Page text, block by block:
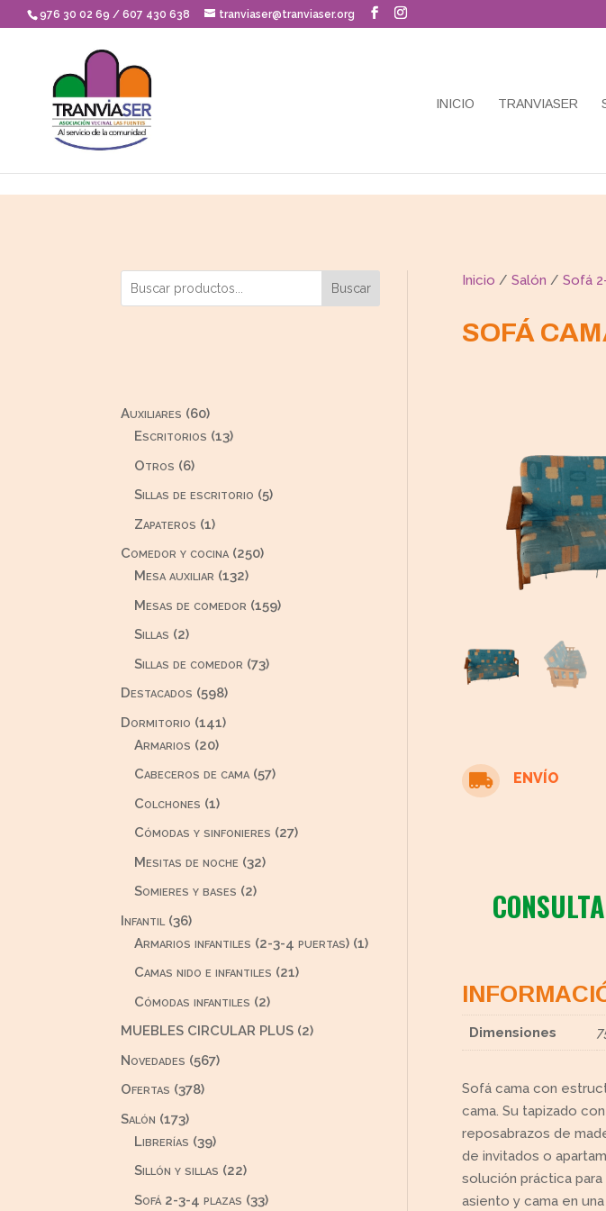
Skip to content
976 30 02 69 / 607 430 638 tranviaser@tranviaser.org
INICIO TRANVIASER
Buscar
Auxiliares 6060
productos
Escritorios 1313
Otros 66
Sillas de escritorio 55
Zapateros 11
producto
Comedor y cocina 250250
Mesa auxiliar 132132
productos
Mesas de comedor 159159
Sillas 22
productos
Sillas de comedor 7373
Destacados 598598
productos
Dormitorio 141141
Armarios 2020
productos
Cabeceros de cama 5757
Colchones 11
Cómodas y sinfonieres 2727
Mesitas de noche 3232
Somieres y bases 22
Infantil 3636
productos
Armarios infantiles (2-3-4 puertas) 11
Camas nido e infantiles 2121
Cómodas infantiles 22
productos
MUEBLES CIRCULAR PLUS 22
Novedades 567567
Ofertas 378378
Salón 173173
productos
Librerías 3939
productos
Sillón y sillas 2222
productos
Sofá 2-3-4 plazas 3333
Inicio / Salón / Sofá
SOFÁ
 ENVÍO
Dimensiones
Sofá cama con
cama. Su tapizado
reposabrazos de
de invitados o
solución práctica
asiento y cama en